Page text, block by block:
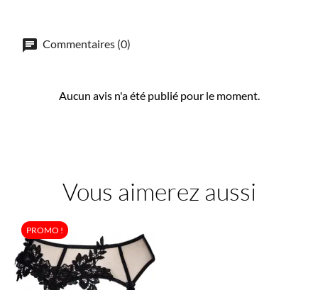
Commentaires (0)
Aucun avis n'a été publié pour le moment.
Vous aimerez aussi
PROMO !